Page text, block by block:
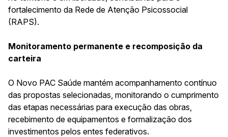
fortalecimento da Rede de Atenção Psicossocial
(RAPS).
Monitoramento permanente e recomposição da
carteira
O Novo PAC Saúde mantém acompanhamento contínuo
das propostas selecionadas, monitorando o cumprimento
das etapas necessárias para execução das obras,
recebimento de equipamentos e formalização dos
investimentos pelos entes federativos.